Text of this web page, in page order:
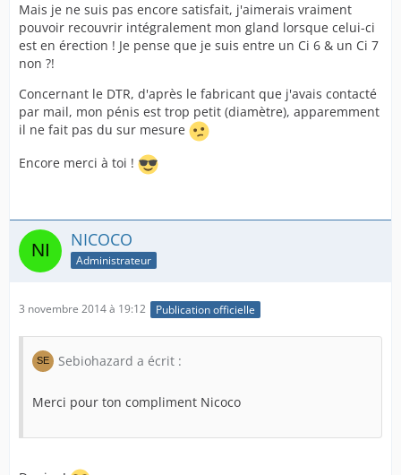
Mais je ne suis pas encore satisfait, j'aimerais vraiment
pouvoir recouvrir intégralement mon gland lorsque celui-ci
est en érection ! Je pense que je suis entre un Ci 6 & un Ci 7
non ?!
Concernant le DTR, d'après le fabricant que j'avais contacté
par mail, mon pénis est trop petit (diamètre), apparemment
il ne fait pas du sur mesure
Encore merci à toi !
NICOCO
Administrateur
3 novembre 2014 à 19:12 Publication officielle
Sebiohazard a écrit :
Merci pour ton compliment Nicoco